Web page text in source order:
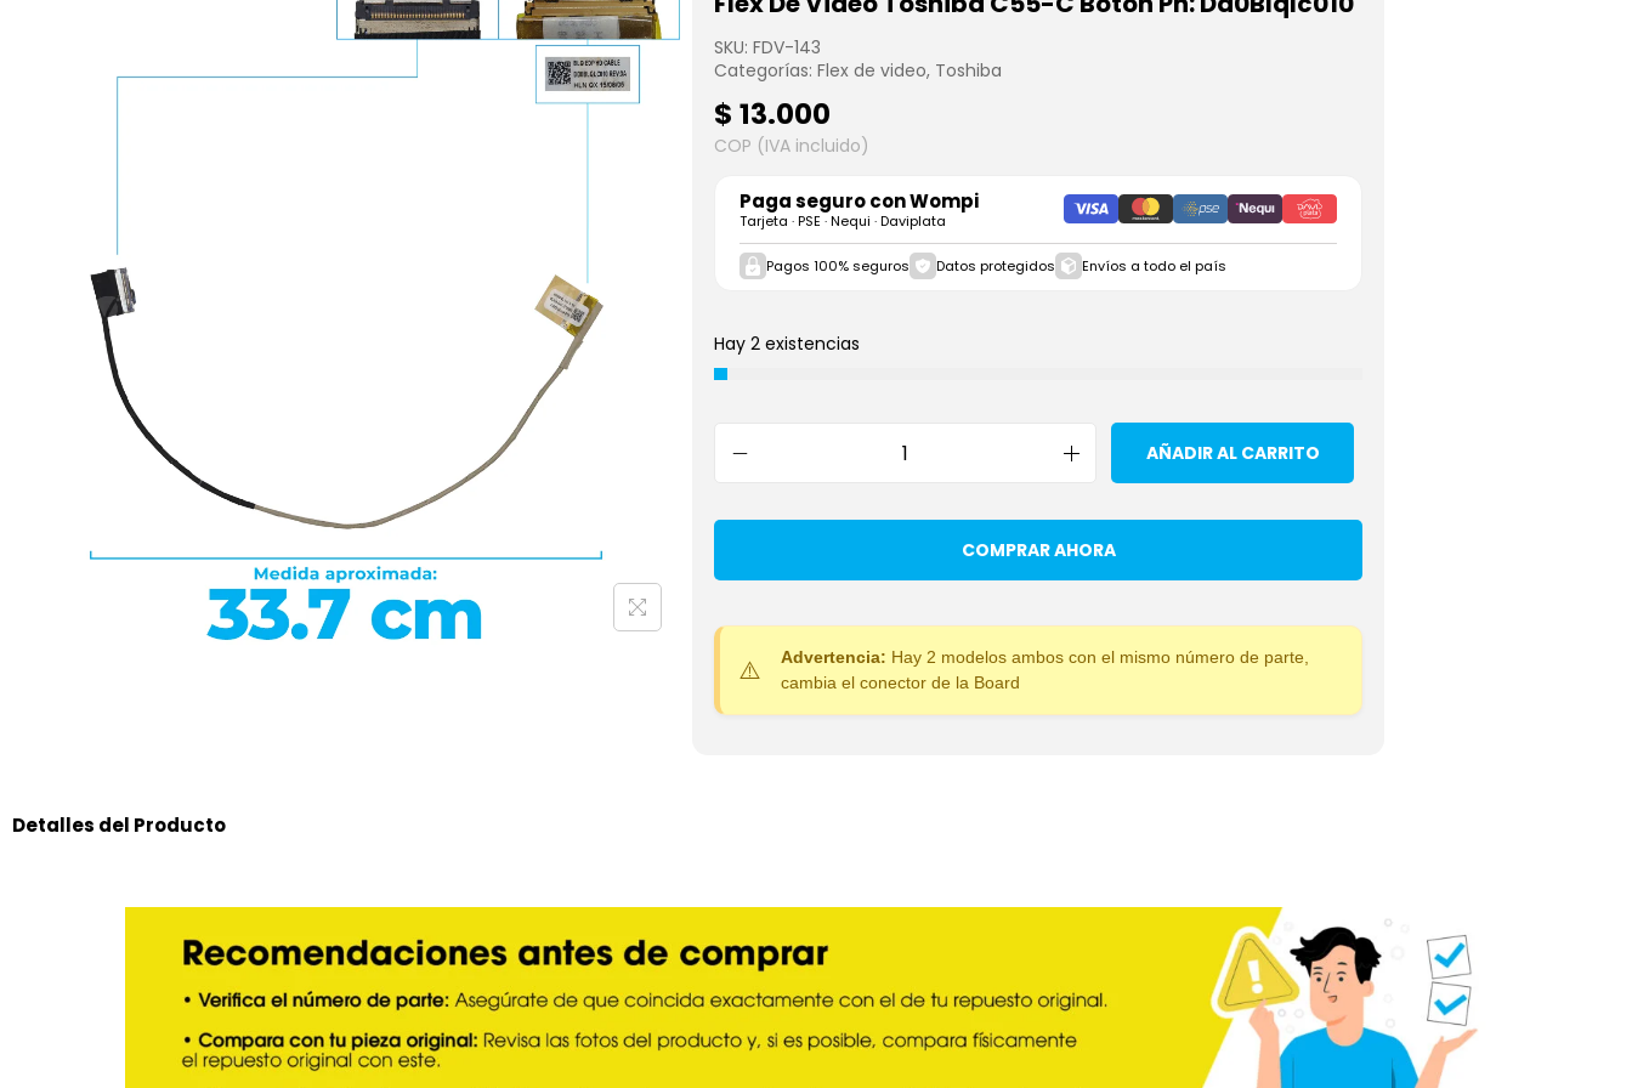
SKU: FDV-143
Categorías: Flex de video, Toshiba
$ 13.000
COP (IVA incluido)
Paga seguro conWompi
Tarjeta · PSE · Nequi · Daviplata
Pagos 100% seguros Datos protegidos Envíos a todo el país
Hay 2 existencias
AÑADIR AL CARRITO
COMPRAR AHORA
Advertencia: Hay 2 modelos ambos con el mismo número de parte,
cambia el conector de la Board
Detalles del Producto